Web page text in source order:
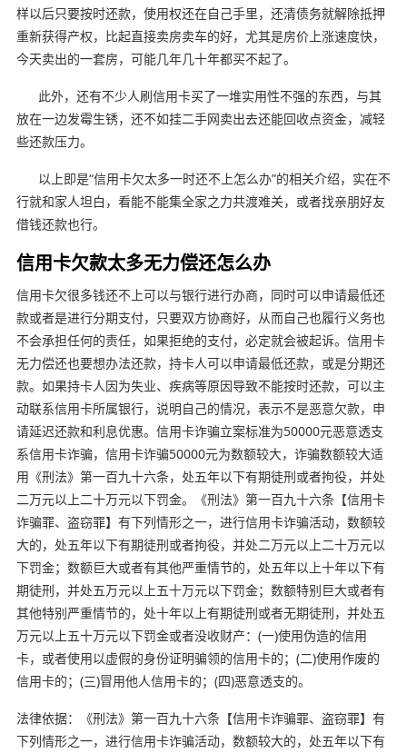
样以后只要按时还款，使用权还在自己手里，还清债务就解除抵押
重新获得产权，比起直接卖房卖车的好，尤其是房价上涨速度快，
今天卖出的一套房，可能几年几十年都买不起了。
此外，还有不少人刷信用卡买了一堆实用性不强的东西，与其
放在一边发霉生锈，还不如挂二手网卖出去还能回收点资金，减轻
些还款压力。
以上即是“信用卡欠太多一时还不上怎么办”的相关介绍，实在不
行就和家人坦白，看能不能集全家之力共渡难关，或者找亲朋好友
借钱还款也行。
信用卡欠款太多无力偿还怎么办
信用卡欠很多钱还不上可以与银行进行办商，同时可以申请最低还
款或者是进行分期支付，只要双方协商好，从而自己也履行义务也
不会承担任何的责任，如果拒绝的支付，必定就会被起诉。信用卡
无力偿还也要想办法还款，持卡人可以申请最低还款，或是分期还
款。如果持卡人因为失业、疾病等原因导致不能按时还款，可以主
动联系信用卡所属银行，说明自己的情况，表示不是恶意欠款，申
请延迟还款和利息优惠。信用卡诈骗立案标准为50000元恶意透支
系信用卡诈骗，信用卡诈骗50000元为数额较大，诈骗数额较大适
用《刑法》第一百九十六条，处五年以下有期徒刑或者拘役，并处
二万元以上二十万元以下罚金。《刑法》第一百九十六条【信用卡
诈骗罪、盗窃罪】有下列情形之一，进行信用卡诈骗活动，数额较
大的，处五年以下有期徒刑或者拘役，并处二万元以上二十万元以
下罚金；数额巨大或者有其他严重情节的，处五年以上十年以下有
期徒刑，并处五万元以上五十万元以下罚金；数额特别巨大或者有
其他特别严重情节的，处十年以上有期徒刑或者无期徒刑，并处五
万元以上五十万元以下罚金或者没收财产：(一)使用伪造的信用
卡，或者使用以虚假的身份证明骗领的信用卡的；(二)使用作废的
信用卡的；(三)冒用他人信用卡的；(四)恶意透支的。
法律依据：《刑法》第一百九十六条【信用卡诈骗罪、盗窃罪】有
下列情形之一，进行信用卡诈骗活动，数额较大的，处五年以下有